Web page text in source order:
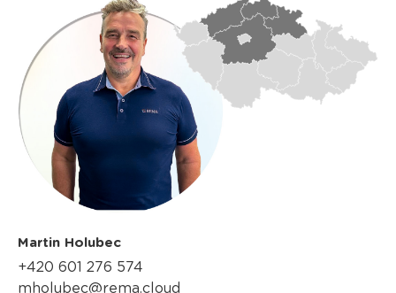
Martin Holubec
+420 601 276 574
mholubec@rema.cloud